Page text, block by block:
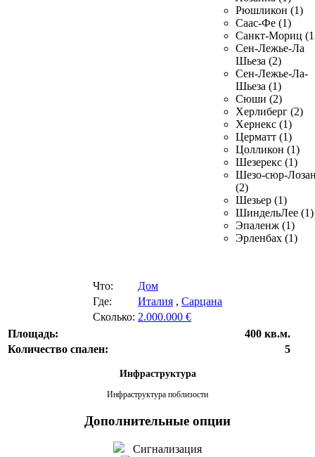
Рюшликон (1)
Саас-Фе (1)
Санкт-Мориц
Сен-Лежье-Ла
Шьеза (2)
Сен-Лежье-Ла-
Шьеза (1)
Сюши (2)
Херлиберг (2)
Хернекс (1)
Церматт (1)
Цолликон (1)
Шезерекс (1)
Шезо-сюр-
(2)
Шезьер (1)
ШиндельЛее (1)
Эпаленж (1)
Эрленбах (1)
Что:
Дом
Где:
Италия , Сарцана
Сколько: 2.000.000 €
Площадь:
400 кв.м.
Количество спален:
5
Инфраструктура
Инфраструктура поблизости
Дополнительные опции
Сигнализация